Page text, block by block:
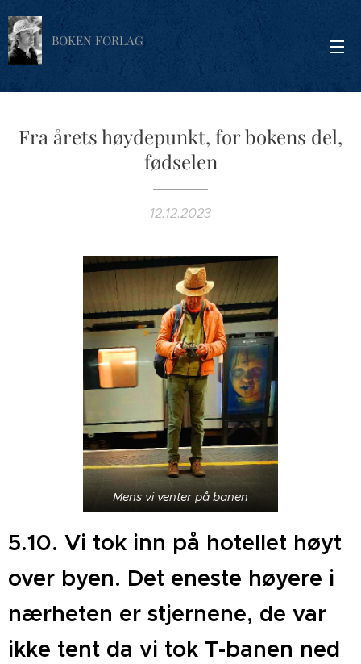
BOKEN FORLAG
Fra årets høydepunkt, for bokens del,
fødselen
12.12.2023
Mens vi venter på banen
5.10. Vi tok inn på hotellet høyt
over byen. Det eneste høyere i
nærheten er stjernene, de var
ikke tent da vi tok T-banen ned